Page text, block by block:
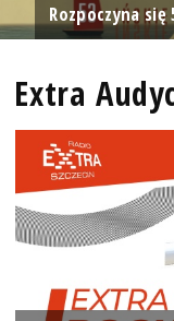
Rozpoczyna
Extra